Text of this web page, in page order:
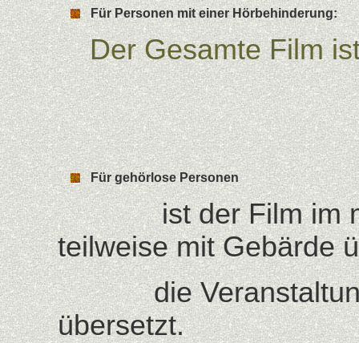
Für Personen mit einer Hörbehinderung:
Der Gesamte Film
Fürgehörlose Personen
ist der Film im mit
teilweise mit Gebärde
die Veranstaltung
übersetzt.